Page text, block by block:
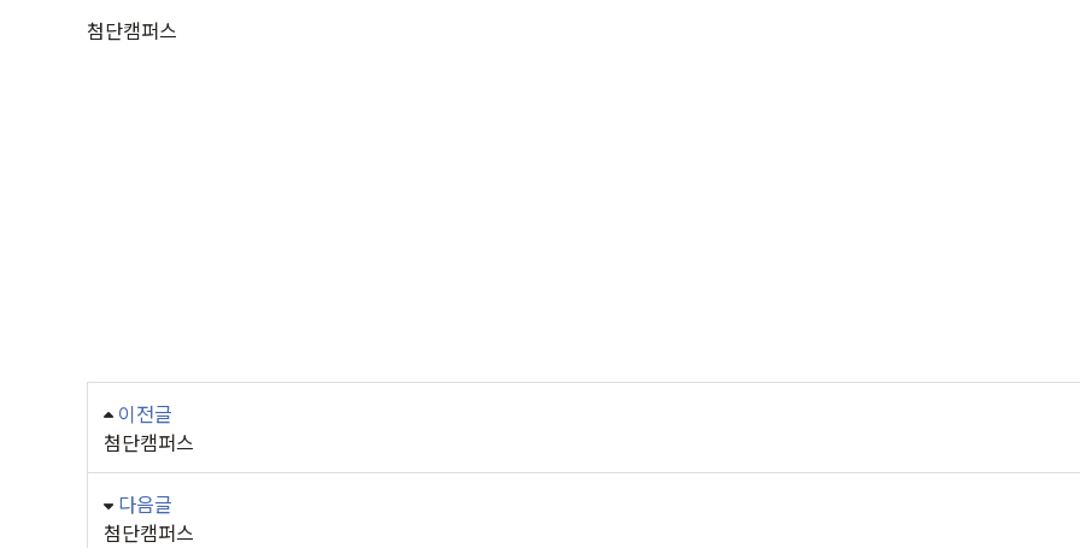
첨단캠퍼스
이전글
첨단캠퍼스
다음글
첨단캠퍼스